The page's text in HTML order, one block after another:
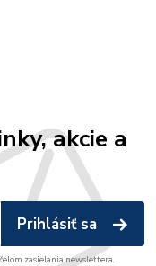
akcie a
Prihlásiť sa
zasielania newslettera.